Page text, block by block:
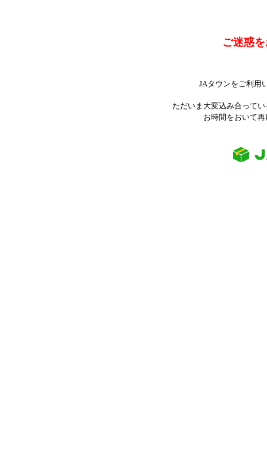
ご迷惑
JAタウンをご利用
ただいま大変込み合って
お時間をおいて